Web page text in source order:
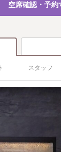
空席確認・予約
スタッフ